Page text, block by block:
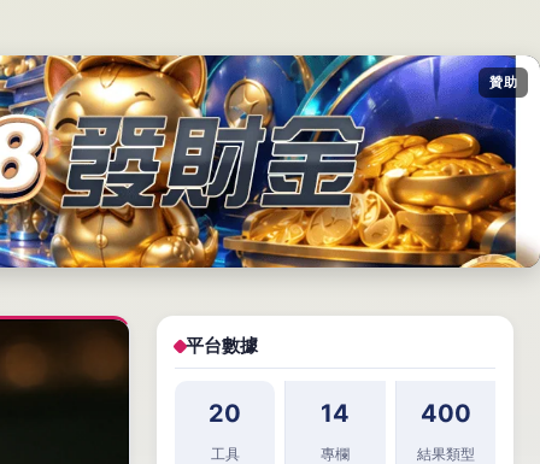
贊助
平台數據
20
工具
14
專欄
400
結果類型